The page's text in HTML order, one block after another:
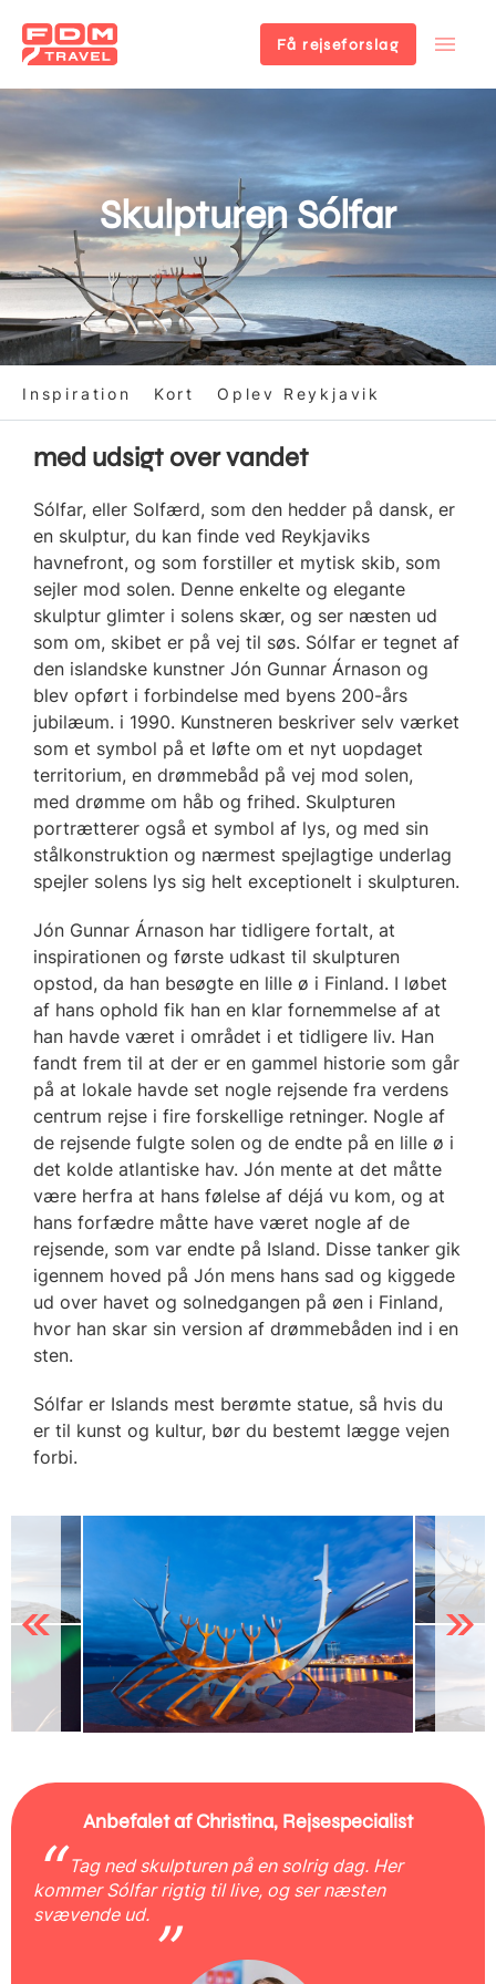
Gå
Få rejseforslag
Skulpturen Sólfar
Inspiration Kort Oplev Reykjavik
med udsigt over vandet
Sólfar, eller Solfærd, som den hedder på dansk, er
en skulptur, du kan finde ved Reykjaviks
havnefront, og som forstiller et mytisk skib, som
sejler mod solen. Denne enkelte og elegante
skulptur glimter i solens skær, og ser næsten ud
som om, skibet er på vej til søs. Sólfar er tegnet af
den islandske kunstner Jón Gunnar Árnason og
blev opført i forbindelse med byens 200-års
jubilæum. i 1990. Kunstneren beskriver selv værket
som et symbol på et løfte om et nyt uopdaget
territorium, en drømmebåd på vej mod solen,
med drømme om håb og frihed. Skulpturen
portrætterer også et symbol af lys, og med sin
stålkonstruktion og nærmest spejlagtige underlag
spejler solens lys sig helt exceptionelt i skulpturen.
Jón Gunnar Árnason har tidligere fortalt, at
inspirationen og første udkast til skulpturen
opstod, da han besøgte en lille ø i Finland. I løbet
af hans ophold fik han en klar fornemmelse af at
han havde været i området i et tidligere liv. Han
fandt frem til at der er en gammel historie som går
på at lokale havde set nogle rejsende fra verdens
centrum rejse i fire forskellige retninger. Nogle af
de rejsende fulgte solen og de endte på en lille ø i
det kolde atlantiske hav. Jón mente at det måtte
være herfra at hans følelse af déjá vu kom, og at
hans forfædre måtte have været nogle af de
rejsende, som var endte på Island. Disse tanker gik
igennem hoved på Jón mens hans sad og kiggede
ud over havet og solnedgangen på øen i Finland,
hvor han skar sin version af drømmebåden ind i en
sten.
Sólfar er Islands mest berømte statue, så hvis du
er til kunst og kultur, bør du bestemt lægge vejen
forbi.
Previous Next
Anbefalet af Christina, Rejsespecialist
Tag ned skulpturen på en solrig dag. Her
kommer Sólfar rigtig til live, og ser næsten
svævende ud.